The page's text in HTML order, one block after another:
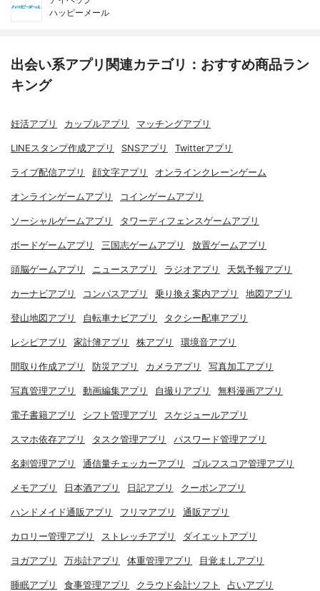
ハッピーメール
出会い系アプリ関連カテゴリ：おすすめ商品ラン
キング
妊活アプリ カップルアプリ マッチングアプリ
LINEスタンプ作成アプリ SNSアプリ Twitterアプリ
ライブ配信アプリ 顔文字アプリ オンラインクレーンゲーム
オンラインゲームアプリ コインゲームアプリ
ソーシャルゲームアプリ タワーディフェンスゲームアプリ
ボードゲームアプリ 三国志ゲームアプリ 放置ゲームアプリ
頭脳ゲームアプリ ニュースアプリ ラジオアプリ 天気予報アプリ
カーナビアプリ コンパスアプリ 乗り換え案内アプリ 地図アプリ
登山地図アプリ 自転車ナビアプリ タクシー配車アプリ
レシピアプリ 家計簿アプリ 株アプリ 環境音アプリ
間取り作成アプリ 防災アプリ カメラアプリ 写真加工アプリ
写真管理アプリ 動画編集アプリ 自撮りアプリ 無料漫画アプリ
電子書籍アプリ シフト管理アプリ スケジュールアプリ
スマホ依存アプリ タスク管理アプリ パスワード管理アプリ
名刺管理アプリ 通信量チェッカーアプリ ゴルフスコア管理アプリ
メモアプリ 日本酒アプリ 日記アプリ クーポンアプリ
ハンドメイド通販アプリ フリマアプリ 通販アプリ
カロリー管理アプリ ストレッチアプリ ダイエットアプリ
ヨガアプリ 万歩計アプリ 体重管理アプリ 目覚ましアプリ
睡眠アプリ 食事管理アプリ クラウド会計ソフト 占いアプリ